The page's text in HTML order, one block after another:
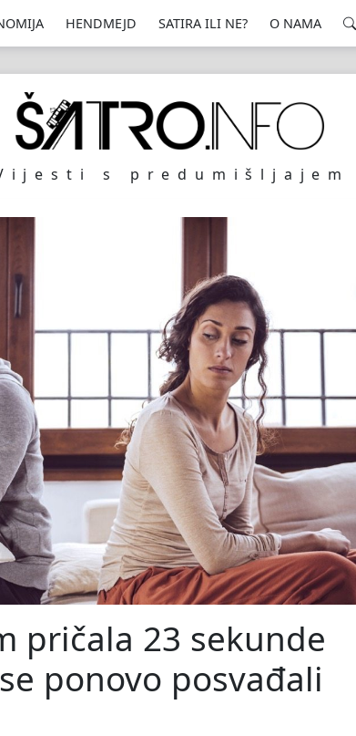
HENDMEJD SATIRA ILI NE? O NAMA
s predumišljajem
pričala 23 sekunde
ponovo posvađali